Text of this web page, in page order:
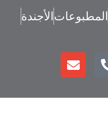
المطبوعاتالأجندة